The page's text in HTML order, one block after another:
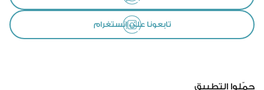
تابعونا على إنستغرام
حمّلوا التطبيق